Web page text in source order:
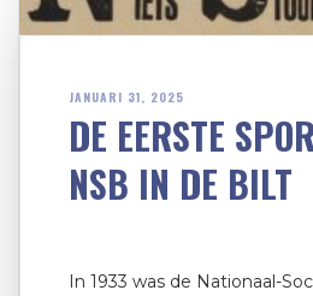
JANUARI 31, 2025
DE EERSTE
NSB IN DE BILT
In 1933 was de Nationaal-